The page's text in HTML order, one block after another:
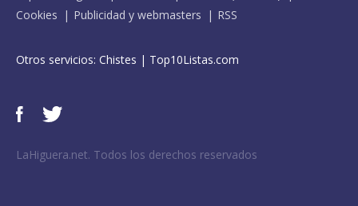
Cookies
Publicidad y webmasters RSS
Otros servicios: Chistes | Top10Listas.com
LaHiguera.net. Todos los derechos reservados